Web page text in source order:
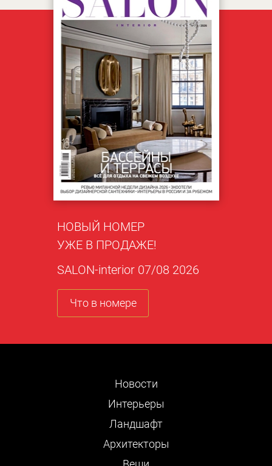
НОВЫЙ НОМЕР
УЖЕ В ПРОДАЖЕ!
SALON-interior 07/08 2026
Что в номере
Новости
Интерьеры
Ландшафт
Архитекторы